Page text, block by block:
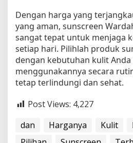
Dengan harga yang
yang aman, sunscreen
sangat tepat untuk menjaga
setiap hari. Pilihlah produk
dengan kebutuhan kulit
menggunakannya secara
tetap terlindungi dan sehat.
Post Views: 4,227
dan
Harganya Kulit